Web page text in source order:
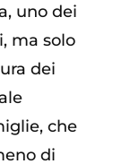
uno dei
ma solo
dei
che
di